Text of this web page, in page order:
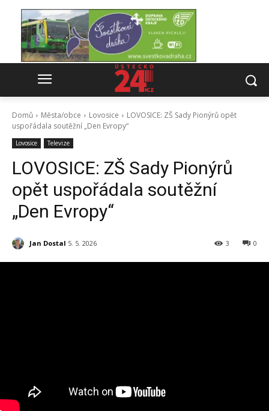
Domů Města/obce Lovosice
LOVOSICE: ZŠ Sady Pionýrů opět
uspořádala soutěžní „Den Evropy“
Lovosice Televize
LOVOSICE: ZŠ Sady Pionýrů
opět uspořádala soutěžní
„Den Evropy“
Jan Dostal 5. 5. 2026 0
3